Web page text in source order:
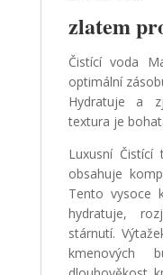
zlatem
Čistící voda
optimální
Hydratuje a
textura je
Luxusní Čistící
obsahuje
Tento vysoce
hydratuje,
stárnutí.
kmenových